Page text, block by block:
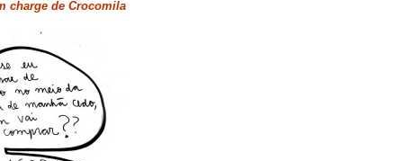
charge de Crocomila